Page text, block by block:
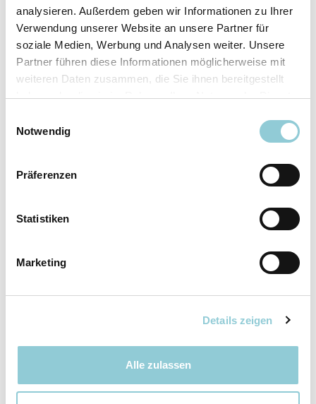
analysieren. Außerdem geben wir Informationen zu Ihrer
Verwendung unserer Website an unsere Partner für
soziale Medien, Werbung und Analysen weiter. Unsere
Partner führen diese Informationen möglicherweise mit
weiteren Daten zusammen, die Sie ihnen bereitgestellt
haben oder die sie im Rahmen Ihrer Nutzung der Dienste
Notwendig
Präferenzen
Statistiken
Marketing
Details zeigen
Alle zulassen
Ausstattungslinie
N Line
Verfügbar ab
sofort
Fahrzeugkategorie
SUV/​Geländewagen/​
Pickup
110 kW (150 PS)
Ausstattung
Exterieur
Dachreling
Interieur – Komfort
Beheizbares Lenkrad